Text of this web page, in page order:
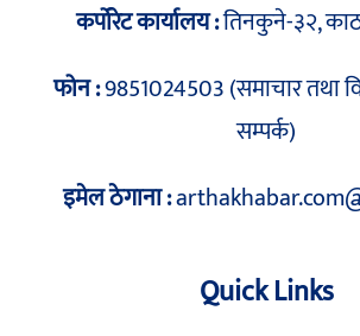
कर्पोरेट कार्यालय :तिनकुने-३२,
फोन :9851024503 (समाचार तथा
सम्पर्क)
इमेल ठेगाना :
Quick Links